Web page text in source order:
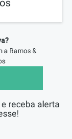
a Ramos &
receba alerta